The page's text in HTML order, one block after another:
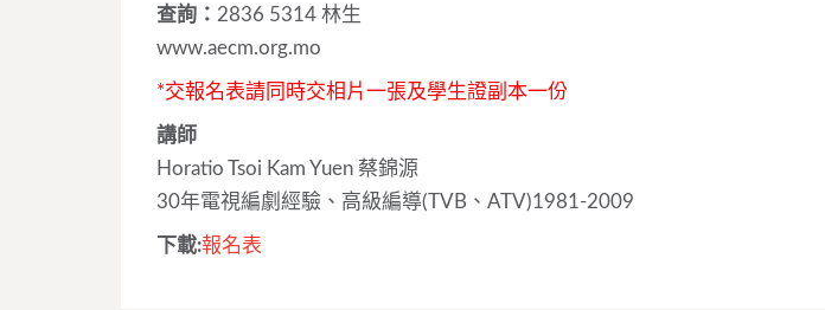
查詢： 2836 5314 林生
www.aecm.org.mo
*交報名表請同時交相片一張及學生證副本一份
講師
Horatio Tsoi Kam Yuen 蔡錦源
30年電視編劇經驗、高級編導(TVB、ATV)1981-2009
下載:報名表